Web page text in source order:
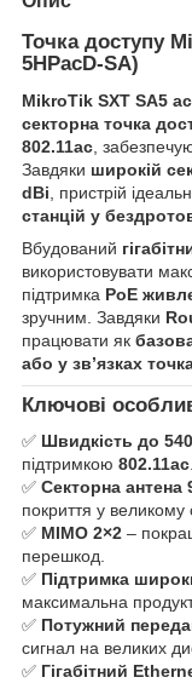
Точка доступу
5HPacD-SA)
MikroTik SXT SA5
секторна точка
802.11ac ,
Завдяки широкій
dBi , пристрій
станцій у
Вбудований
використовувати
підтримка PoE
зручним. Завдяки
працювати як
або у зв’язках
Ключові
✅ Швидкість до
підтримкою 802.11ac.
✅ Секторна антена
покриття у великому
✅ MIMO 2×2 –
перешкод.
✅ Підтримка
максимальна
✅ Потужний
сигнал на великих
✅ Гігабітний